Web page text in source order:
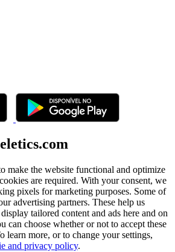
make the website functional and optimize
are required. With your consent, we
pixels for marketing purposes. Some of
advertising partners. These help us
tailored content and ads here and on
can choose whether or not to accept these
learn more, or to change your settings,
and privacy policy.